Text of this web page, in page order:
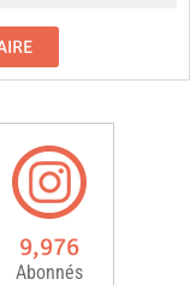
9,976
Abonnés